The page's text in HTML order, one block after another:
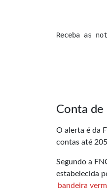
Receba as
Conta de
O alerta é da
contas até
Segundo a
estabelecida
bandeira